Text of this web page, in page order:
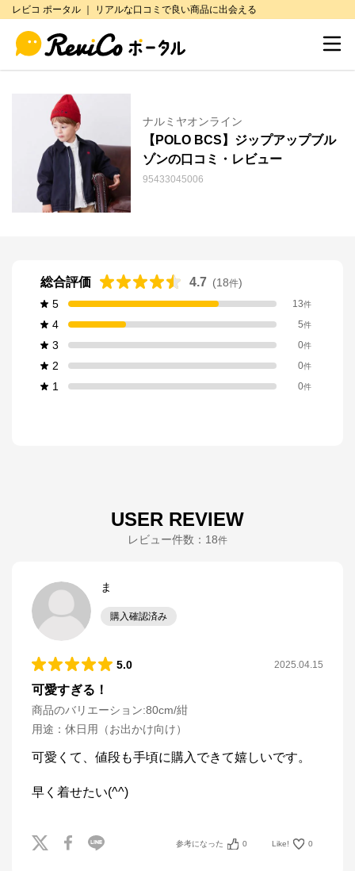
レビコ ポータル ｜ リアルな口コミで良い商品に出会える
ナルミヤオンライン
【POLO BCS】ジップアップブル
ゾンの口コミ・レビュー
95433045006
総合評価 4.7 (18件)
5
13件
4 5件
3 0件
2 0件
1 0件
USER REVIEW
レビュー件数： 18件
ま
購入確認済み
5.0 2025.04.15
可愛すぎる！
商品のバリエーション:80cm/紺
用途 ： 休日用（お出かけ向け）
可愛くて、値段も手頃に購入できて嬉しいです。
早く着せたい(^^)
参考になった 0 Like! 0